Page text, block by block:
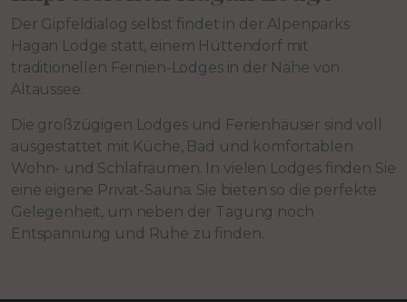
Der Gipfeldialog selbst findet in der Alpenparks
Hagan Lodge statt, einem Hüttendorf mit
traditionellen Fernien-Lodges in der Nähe von
Altaussee.
Die großzügigen Lodges und Ferienhäuser sind voll
ausgestattet mit Küche, Bad und komfortablen
Wohn- und Schlafräumen. In vielen Lodges finden Sie
eine eigene Privat-Sauna. Sie bieten so die perfekte
Gelegenheit, um neben der Tagung noch
Entspannung und Ruhe zu finden.